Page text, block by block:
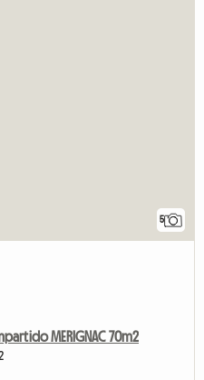
5
MERIGNAC 70m2